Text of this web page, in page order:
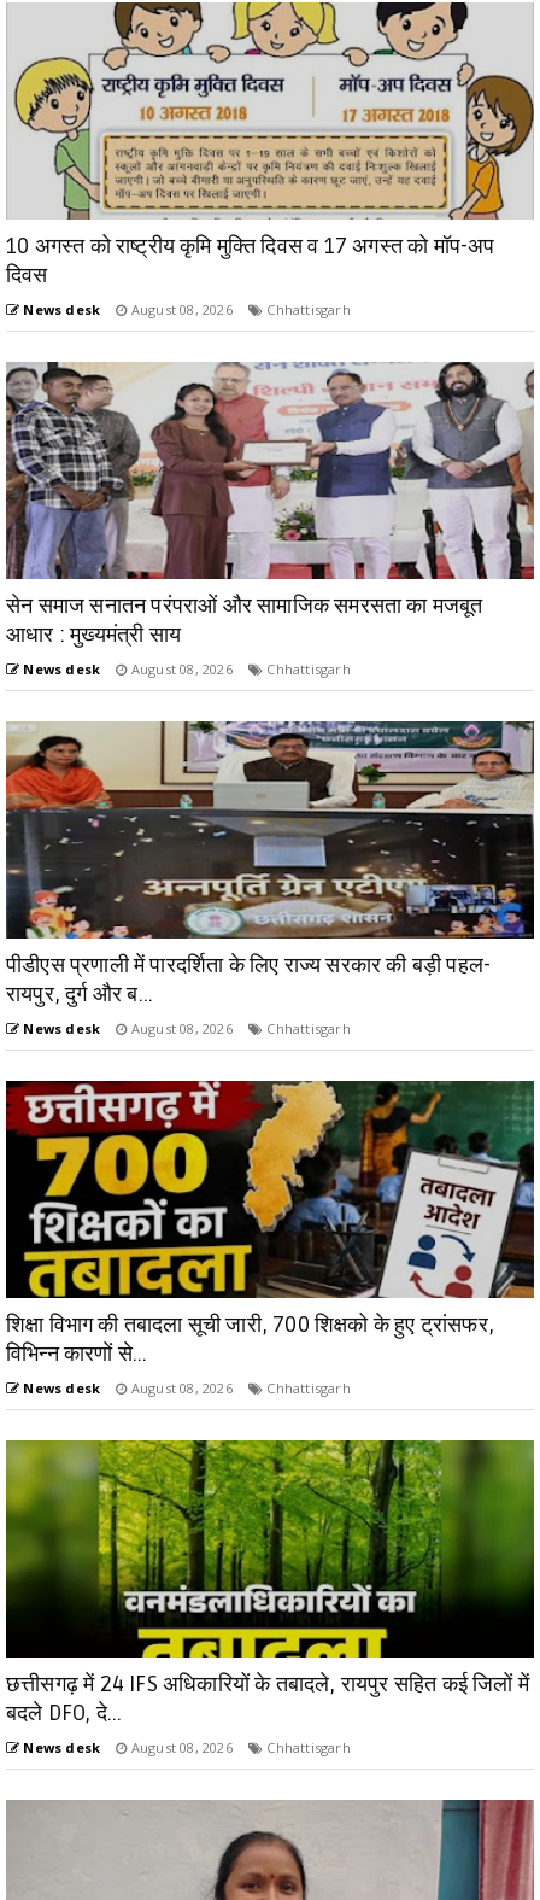
10 अगस्त को राष्ट्रीय कृमि मुक्ति दिवस व 17 अगस्त को मॉप-अप
दिवस
News desk August 08, 2026 Chhattisgarh
सेन समाज सनातन परंपराओं और सामाजिक समरसता का मजबूत
आधार : मुख्यमंत्री साय
News desk August 08, 2026 Chhattisgarh
पीडीएस प्रणाली में पारदर्शिता के लिए राज्य सरकार की बड़ी पहल-
रायपुर, दुर्ग और ब...
News desk August 08, 2026 Chhattisgarh
शिक्षा विभाग की तबादला सूची जारी, 700 शिक्षको के हुए ट्रांसफर,
विभिन्न कारणों से...
News desk August 08, 2026 Chhattisgarh
छत्तीसगढ़ में 24 IFS अधिकारियों के तबादले, रायपुर सहित कई जिलों में
बदले DFO, दे...
News desk August 08, 2026 Chhattisgarh